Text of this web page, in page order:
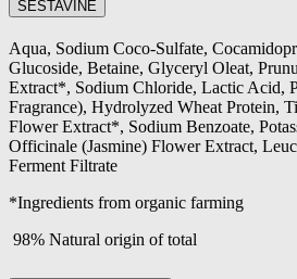
SESTAVINE
Aqua, Sodium Coco-Sulfate,
Glucoside, Betaine, Glyceryl Oleat,
Extract*, Sodium Chloride, Lactic Acid,
Fragrance), Hydrolyzed Wheat Protein,
Flower Extract*, Sodium Benzoate,
Officinale (Jasmine) Flower Extract,
Ferment Filtrate
*Ingredients from organic farming
98% Natural origin of total